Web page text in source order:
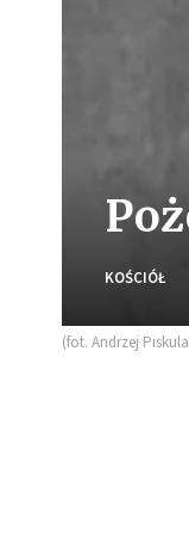
KOŚCIÓŁ
(fot. Andrzej